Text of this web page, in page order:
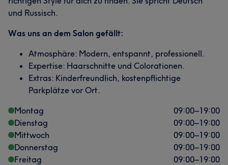
und Russisch.
Was uns an dem Salon gefällt:
Atmosphäre: Modern, entspannt, professionell.
Expertise: Haarschnitte und Colorationen.
Extras: Kinderfreundlich, kostenpflichtige
Parkplätze vor Ort.
Montag
09:00–19:00
Dienstag
09:00–19:00
Mittwoch
09:00–19:00
Donnerstag
09:00–19:00
Freitag
09:00–19:00